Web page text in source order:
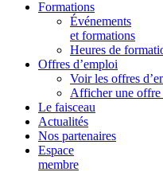
Formations
Événements
et formations
Heures de
Offres d’emploi
Voir les offres
Afficher une offre
Le faisceau
Actualités
Nos partenaires
Espace
membre